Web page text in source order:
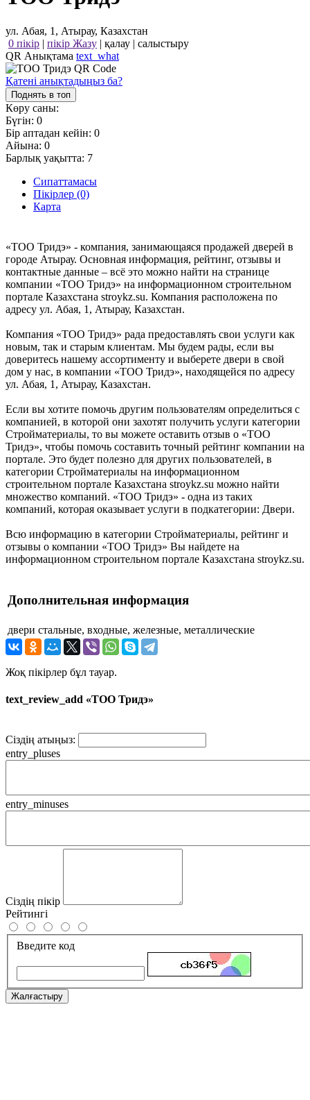
ул. Абая, 1, Атырау, Казахстан
0 пікір | пікір Жазу | қалау | салыстыру
QR Анықтама text_what
Қатені анықтадыңыз ба?
Поднять в топ
Көру саны:
Бүгін: 0
Бір аптадан кейін: 0
Айына: 0
Барлық уақытта: 7
Сипаттамасы
Пікірлер (0)
Карта
«ТОО Тридэ» - компания, занимающаяся продажей дверей в
городе Атырау. Основная информация, рейтинг, отзывы и
контактные данные – всё это можно найти на странице
компании «ТОО Тридэ» на информационном строительном
портале Казахстана stroykz.su. Компания расположена по
адресу ул. Абая, 1, Атырау, Казахстан.
Компания «ТОО Тридэ» рада предоставлять свои услуги как
новым, так и старым клиентам. Мы будем рады, если вы
доверитесь нашему ассортименту и выберете двери в свой
дом у нас, в компании «ТОО Тридэ», находящейся по адресу
ул. Абая, 1, Атырау, Казахстан.
Если вы хотите помочь другим пользователям определиться с
компанией, в которой они захотят получить услуги категории
Стройматериалы, то вы можете оставить отзыв о «ТОО
Тридэ», чтобы помочь составить точный рейтинг компании на
портале. Это будет полезно для других пользователей, в
категории Стройматериалы на информационном
строительном портале Казахстана stroykz.su можно найти
множество компаний. «ТОО Тридэ» - одна из таких
компаний, которая оказывает услуги в подкатегории: Двери.
Всю информацию в категории Стройматериалы, рейтинг и
отзывы о компании «ТОО Тридэ» Вы найдете на
информационном строительном портале Казахстана stroykz.su.
Дополнительная информация
двери стальные, входные, железные, металлические
Жоқ пікірлер бұл тауар.
text_review_add «ТОО Тридэ»
Сіздің атыңыз:
entry_pluses
entry_minuses
Сіздің пікір
Рейтингі
Введите код
Жалғастыру